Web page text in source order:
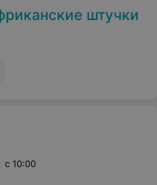
штучки
с 10:00